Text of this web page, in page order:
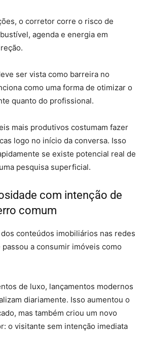
o corretor corre o risco de
agenda e energia em
ser vista como barreira no
como uma forma de otimizar o
quanto do profissional.
mais produtivos costumam fazer
logo no início da conversa. Isso
se existe potencial real de
pesquisa superficial.
com intenção de
comum
conteúdos imobiliários nas redes
a consumir imóveis como
de luxo, lançamentos modernos
diariamente. Isso aumentou o
mas também criou um novo
o visitante sem intenção imediata